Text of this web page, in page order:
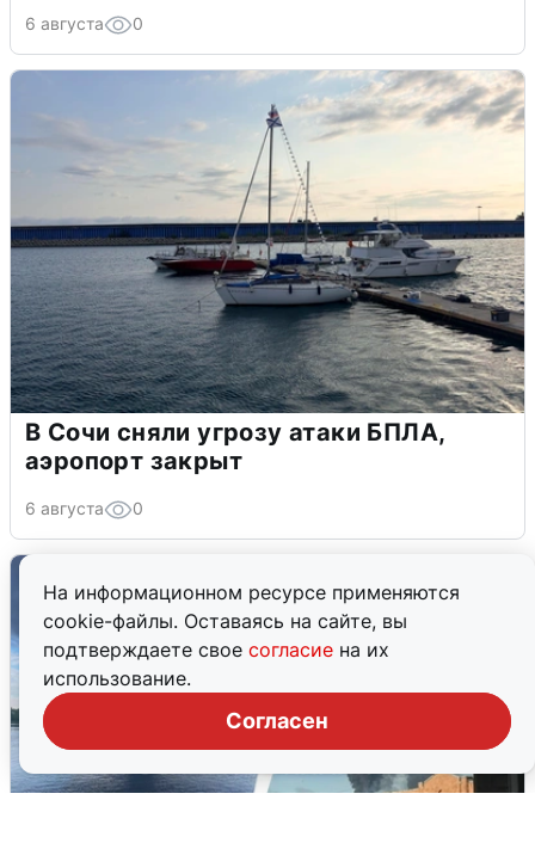
На информационном ресурсе применяются
cookie-файлы. Оставаясь на сайте, вы
подтверждаете свое согласие на их
использование.
Согласен
6 августа 0
В Сочи сняли угрозу атаки БПЛА,
аэропорт закрыт
6 августа 0